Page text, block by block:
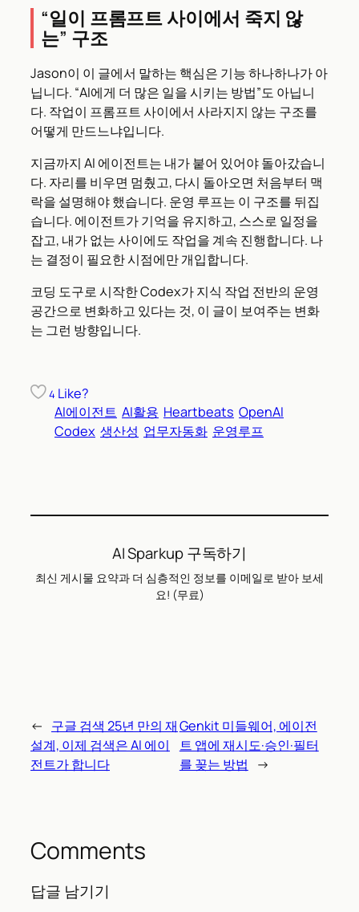
“일이 프롬프트 사이에서 죽지 않
는” 구조
Jason이 이 글에서 말하는 핵심은 기능 하나하나가 아
닙니다. “AI에게 더 많은 일을 시키는 방법”도 아닙니
다. 작업이 프롬프트 사이에서 사라지지 않는 구조를
어떻게 만드느냐입니다.
지금까지 AI 에이전트는 내가 붙어 있어야 돌아갔습니
다. 자리를 비우면 멈췄고, 다시 돌아오면 처음부터 맥
락을 설명해야 했습니다. 운영 루프는 이 구조를 뒤집
습니다. 에이전트가 기억을 유지하고, 스스로 일정을
잡고, 내가 없는 사이에도 작업을 계속 진행합니다. 나
는 결정이 필요한 시점에만 개입합니다.
코딩 도구로 시작한 Codex가 지식 작업 전반의 운영
공간으로 변화하고 있다는 것, 이 글이 보여주는 변화
는 그런 방향입니다.
4 Like?
AI에이전트 AI활용 Heartbeats OpenAI
Codex 생산성 업무자동화 운영루프
AI Sparkup 구독하기
최신 게시물 요약과 더 심층적인 정보를 이메일로 받아 보세
요! (무료)
← 구글 검색 25년 만의 재
설계, 이제 검색은 AI 에이
전트가 합니다
Genkit 미들웨어, 에이전
트 앱에 재시도·승인·필터
를 꽂는 방법
→
Comments
답글 남기기